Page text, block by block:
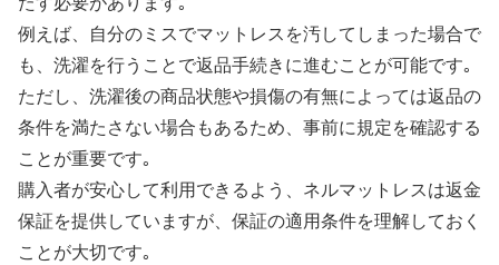
例えば、自分のミスでマットレスを汚してしまった場合で
も、洗濯を行うことで返品手続きに進むことが可能です｡
ただし、洗濯後の商品状態や損傷の有無によっては返品の
条件を満たさない場合もあるため、事前に規定を確認する
ことが重要です｡
購入者が安心して利用できるよう、ネルマットレスは返金
保証を提供していますが、保証の適用条件を理解しておく
ことが大切です｡